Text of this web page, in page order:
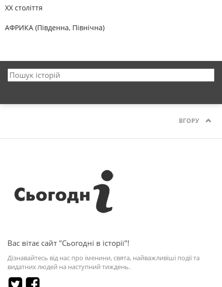
XX століття
АФРИКА (Південна, Північна)
ВГОРУ
Вас вітає сайт "Сьогодні в історії"!
Дізнавайтесь від нас про іменини, свята, найважливіші події та
видатних людей на наступний тиждень.